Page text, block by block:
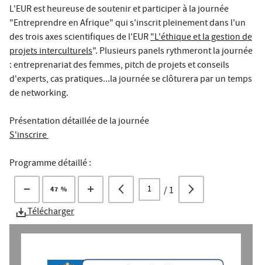
L'EUR est heureuse de soutenir et participer à la journée
"Entreprendre en Afrique" qui s'inscrit pleinement dans l'un
des trois axes scientifiques de l'EUR"L'éthique et la gestion de
projets interculturels". Plusieurs panels rythmeront la journée
: entreprenariat des femmes, pitch de projets et conseils
d'experts, cas pratiques...la journée se clôturera par un temps
de networking.
Présentation détaillée de la journée
S'inscrire
Programme détaillé :
47 % /1
Télécharger